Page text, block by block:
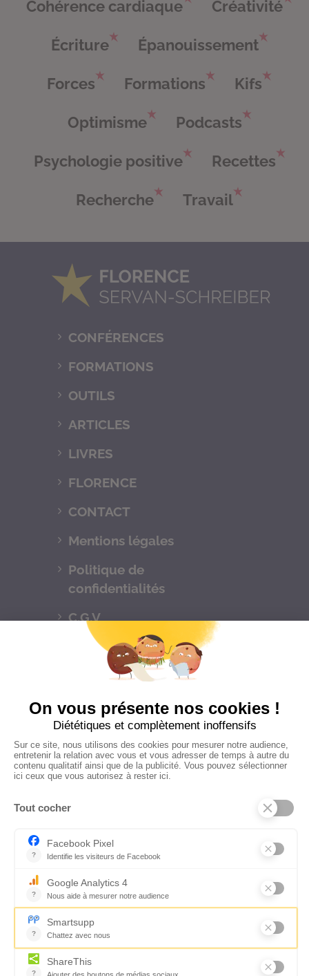
Cohérence cardiaque Créativité
Écriture Épanouissement
Forces Formations Kifs
Optimisme Podcasts
Psychologie positive Recettes
Recherche Travail
CONFÉRENCES
FORMATIONS
OUTILS
ARTICLES
LIVRES
FLORENCE
CONTACT
Mentions légales
Politique de
confidentialités
C.G.V
Suivez-nous
CONTACTEZ-NOUS
Florence Servan-Schreiber © 2026